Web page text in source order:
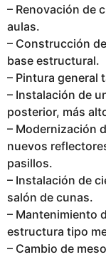
– Renovación de
aulas.
– Construcción
base estructural.
– Pintura general
– Instalación de
posterior, más
– Modernización
nuevos
pasillos.
– Instalación de
salón de cunas.
– Mantenimiento
estructura tipo
– Cambio de